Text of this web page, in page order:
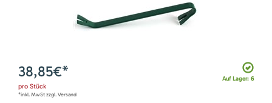
Auf Lager: 6
38,85€*
pro Stück
*inkl. MwSt zzgl. Versand